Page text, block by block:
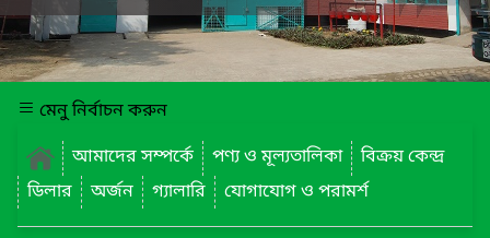
মেনু নির্বাচন করুন
আমাদের সম্পর্কে
পণ্য ও মূল্যতালিকা
বিক্রয় কেন্দ্র
ডিলার
অর্জন গ্যালারি যোগাযোগ ও পরামর্শ